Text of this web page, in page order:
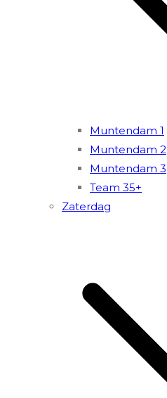
Muntendam 1
Muntendam 2
Muntendam 3
Team 35+
Zaterdag